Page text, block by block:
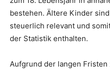
bestehen. Ältere Kinder
steuerlich relevant und
der Statistik enthalten.
Aufgrund der langen